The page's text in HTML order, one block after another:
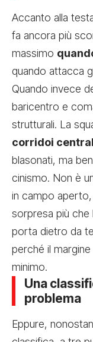
Accanto alla
fa ancora più
massimo
quando attacca
Quando invece
baricentro e
strutturali. La
corridoi
blasonati, ma
cinismo. Non è
in campo
sorpresa più che
porta dietro da
perché il
minimo.
Una
problema
Eppure,